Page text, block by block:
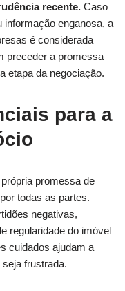
recente. Caso
informação enganosa, a
é considerada
preceder a promessa
etapa da negociação.
para a
promessa de
todas as partes.
negativas,
regularidade do imóvel
cuidados ajudam a
frustrada.